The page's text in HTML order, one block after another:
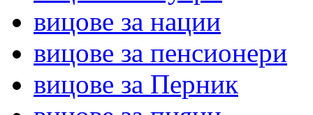
вицове за нации
вицове за пенсионери
вицове за Перник